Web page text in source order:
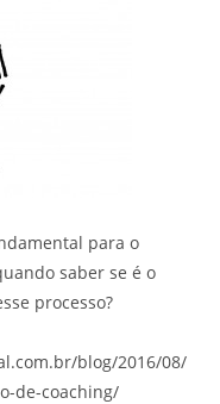
para o
saber se é o
processo?
blog/2016/08/
de-coaching/